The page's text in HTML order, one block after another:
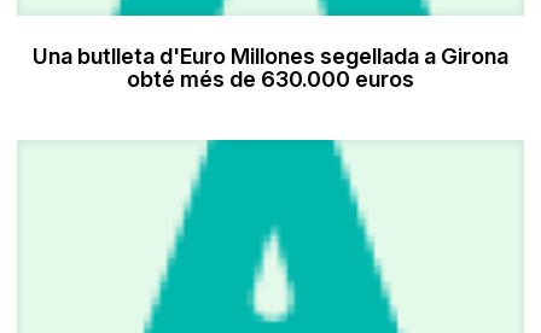
Una butlleta d'Euro Millones segellada a Girona
obté més de 630.000 euros